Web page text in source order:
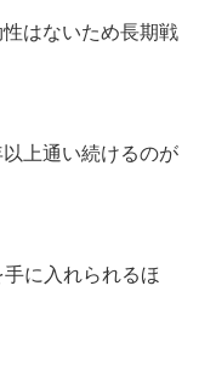
はないため長期戦
上通い続けるのが
に入れられるほ